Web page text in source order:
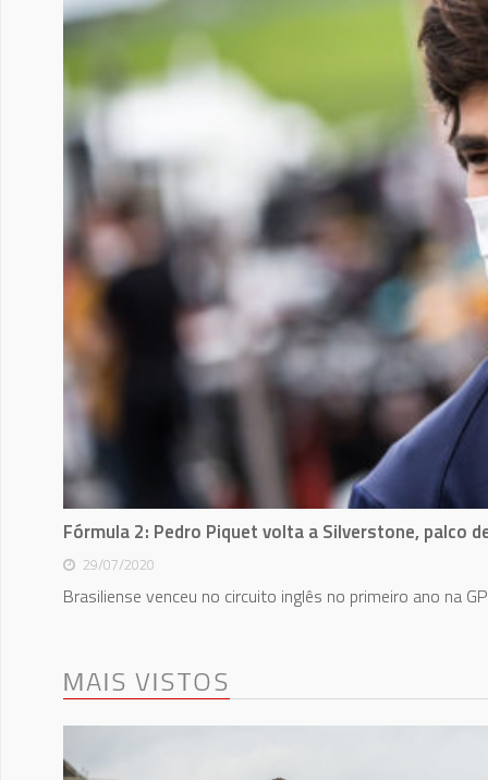
Fórmula 2: Pedro Piquet volta a Silverstone, palco
29/07/2020
Brasiliense venceu no circuito inglês no primeiro ano na
MAIS VISTOS